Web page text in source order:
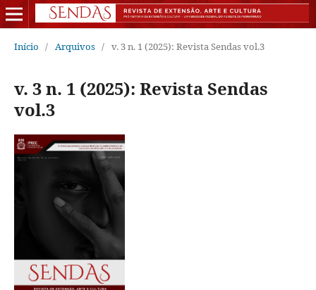
Início / Arquivos / v. 3 n. 1 (2025): Revista Sendas vol.3
v. 3 n. 1 (2025): Revista Sendas
vol.3